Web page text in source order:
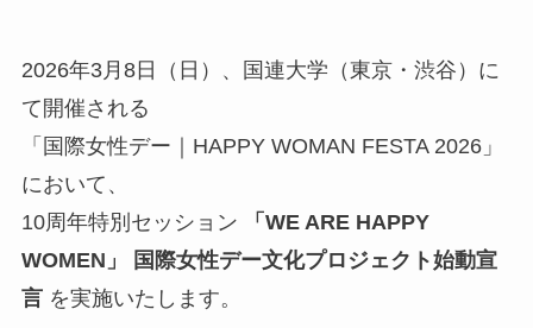
2026年3月8日（日）、国連大学（東京・渋谷）に
て開催される
「国際女性デー｜HAPPY WOMAN FESTA 2026」
において、
10周年特別セッション
「WE ARE HAPPY
WOMEN」 国際女性デー文化プロジェクト始動宣
言 を実施いたします。